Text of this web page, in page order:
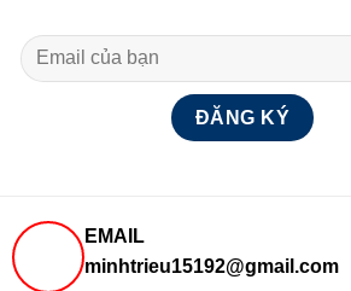
EMAIL
minhtrieu15192@gmail.com